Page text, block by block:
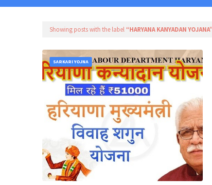
Showing posts with the label HARYANA KANYADAN YOJANA
SARKARI YOJNA